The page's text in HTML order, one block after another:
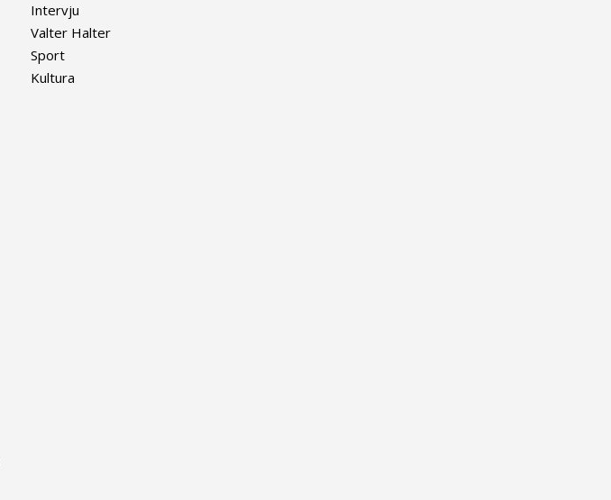
Intervju
Valter Halter
Sport
Kultura